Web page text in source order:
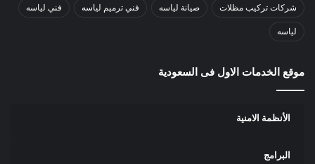
شركات تركيب مظلات صيانة لياسه فني ترميم لياسه فني لياسه
لياسه
موقع الخدمات الاول فى السعودية
الأنظمة الامنية
البرامج